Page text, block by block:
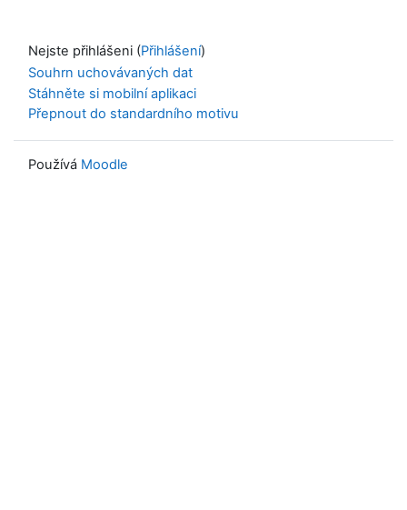
Nejste přihlášeni (Přihlášení)
Souhrn uchovávaných dat
Stáhněte si mobilní aplikaci
Přepnout do standardního motivu
Používá Moodle